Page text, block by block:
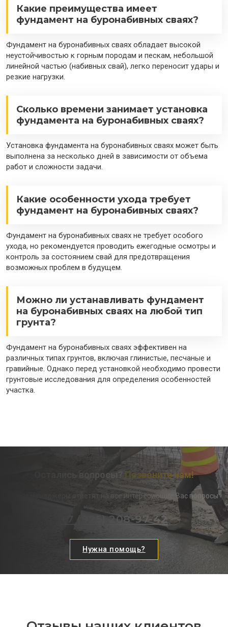
Какие преимущества имеет
фундамент на буронабивных сваях?
Фундамент на буронабивных сваях обладает высокой
неустойчивостью к горным породам и пескам, небольшой
линейной частью (набивных свай), легко переносит удары и
резкие нагрузки.
Сколько времени занимает установка
фундамента на буронабивных сваях?
Установка фундамента на буронабивных сваях может быть
выполнена за несколько дней в зависимости от объема
работ и сложности задачи.
Какие особенности ухода требует
фундамент на буронабивных сваях?
Фундамент на буронабивных сваях не требует особого
ухода, но рекомендуется проводить ежегодные осмотры и
контроль за состоянием свай для предотвращения
возможных проблем в будущем.
Можно ли устанавливать фундамент
на буронабивных сваях на любой тип
грунта?
Фундамент на буронабивных сваях эффективен на
различных типах грунтов, включая глинистые, песчаные и
гравийные. Однако перед установкой необходимо провести
грунтовые исследования для определения особенностей
участка.
Остались вопросы? Позвоните нам!
Наши менеджеры ответят на все интересующие Вас вопросы
+7 (925) 208-97-42
Нужна помощь?